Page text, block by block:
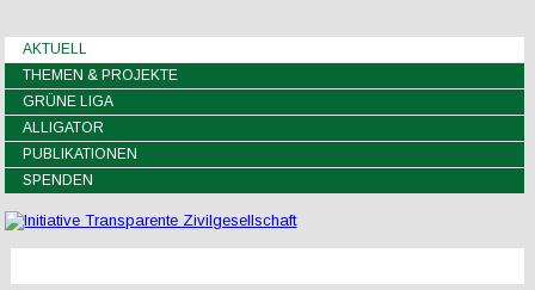
AKTUELL
THEMEN & PROJEKTE
GRÜNE LIGA
ALLIGATOR
PUBLIKATIONEN
SPENDEN